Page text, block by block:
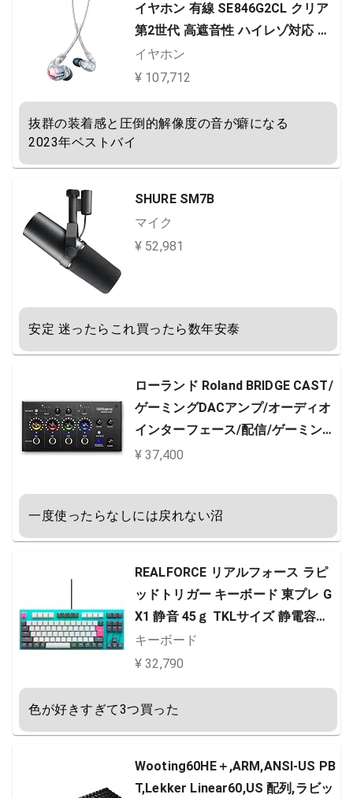
イヤホン 有線 SE846G2CL クリア
第2世代 高遮音性 ハイレゾ対応 ゲ
ーム ゲーミング カナル型 ワイヤレ
ス変換可(別売) MMCX リケーブル
グ 配信 イヤモニ モニター レコー
イヤホン
¥ 107,712
抜群の装着感と圧倒的解像度の音が癖になる
2023年ベストバイ
SHURE SM7B
マイク
¥ 52,981
安定 迷ったらこれ買ったら数年安泰
ローランド Roland BRIDGE CAST/
ゲーミングDACアンプ/オーディオ
インターフェース/配信/ゲーミング
ミキサー/オーディオミキサー/Ma
Black
¥ 37,400
一度使ったらなしには戻れない沼
REALFORCE リアルフォース ラピ
ッドトリガー キーボード 東プレ G
X1 静音 45ｇ TKLサイズ 静電容量
無接点方式 最速0.1mm作動 Windo
ws 日本語配列 日本製 ゲーミング
1 【初音ミク コラボモデル 】
キーボード
¥ 32,790
色が好きすぎて3つ買った
Wooting60HE＋,ARM,ANSI-US PB
T,Lekker Linear60,US 配列,ラビッ